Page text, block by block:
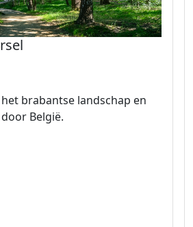
brabantse landschap en
België.